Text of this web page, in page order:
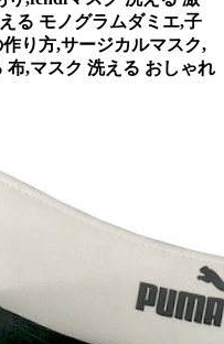
る モノグラムダミエ,子
り方,サージカルマスク,
布,マスク 洗える おしゃれ